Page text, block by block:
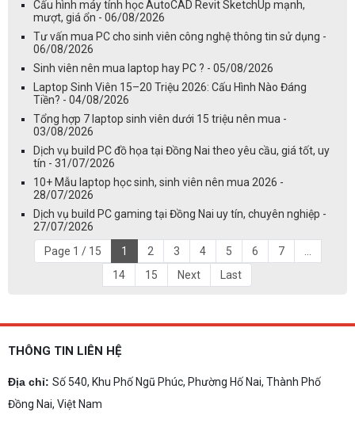
Cấu hình máy tính học AutoCAD Revit SketchUp mạnh,
mượt, giá ổn - 06/08/2026
Tư vấn mua PC cho sinh viên công nghệ thông tin sử dụng -
06/08/2026
Sinh viên nên mua laptop hay PC ? - 05/08/2026
Laptop Sinh Viên 15–20 Triệu 2026: Cấu Hình Nào Đáng
Tiền? - 04/08/2026
Tổng hợp 7 laptop sinh viên dưới 15 triệu nên mua -
03/08/2026
Dịch vụ build PC đồ họa tại Đồng Nai theo yêu cầu, giá tốt, uy
tín - 31/07/2026
10+ Mẫu laptop học sinh, sinh viên nên mua 2026 -
28/07/2026
Dịch vụ build PC gaming tại Đồng Nai uy tín, chuyên nghiệp -
27/07/2026
Page 1 / 15
1 2 3 4 5 6 7
14
15 Next Last
THÔNG TIN LIÊN HỆ
Địa chỉ: Số 540, Khu Phố Ngũ Phúc, Phường Hố Nai, Thành Phố
Đồng Nai, Việt Nam